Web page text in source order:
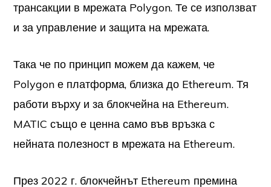
трансакции в мрежата Polygon. Те се използват
и за управление и защита на мрежата.
Така че по принцип можем да кажем, че
Polygon е платформа, близка до Ethereum. Тя
работи върху и за блокчейна на Ethereum.
MATIC също е ценна само във връзка с
нейната полезност в мрежата на Ethereum.
През 2022 г. блокчейнът Ethereum премина